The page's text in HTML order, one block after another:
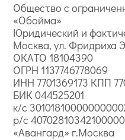
Общество с
«Обойма»
Юридический и
Москва, ул. Фридриха
ОКАТО 18104390
ОГРН 1137746778069
ИНН 7701369173 КПП
БИК 044525201
к/с
р/с
«Авангард» г.Москва